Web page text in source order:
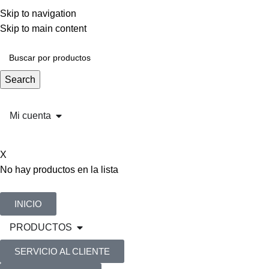
Skip to navigation
Skip to main content
Search
Mi cuenta
X
No hay productos en la lista
INICIO
PRODUCTOS
SERVICIO AL CLIENTE